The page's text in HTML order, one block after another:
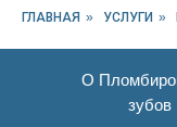
ГЛАВНАЯ » УСЛУГИ »
О
зубов